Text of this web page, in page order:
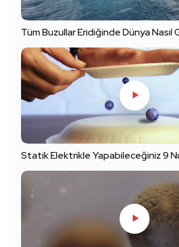
Tüm Buzullar Eridiğinde Dünya Nasıl
Statik Elektrikle Yapabileceğiniz 9